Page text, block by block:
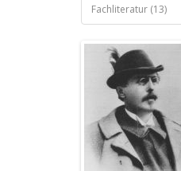
Fachliteratur (13)